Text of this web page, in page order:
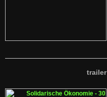
trailer